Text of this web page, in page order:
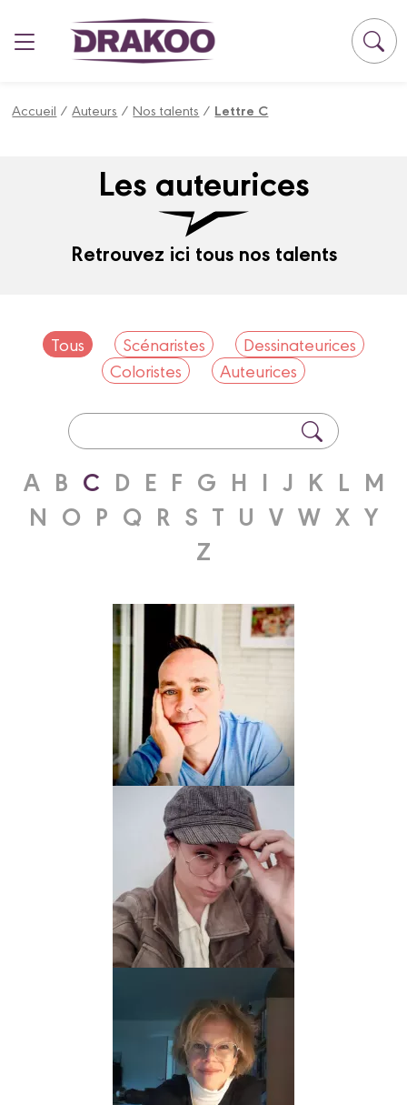
Accueil /Auteurs /Nos talents / Lettre C
Les auteurices
Retrouvez ici tous nos talents
Tous Scénaristes
Dessinateurices
Coloristes
Auteurices
A B C D E F G H I J K L M
N O P Q R S T U V W X Y
Z
Dessinateur
FRAN
CARMONA
Biographie
Albums
Autrice
ANDREA
CASARAN
Biographie
Albums
TANJA
CINNA
-
WENISCH
Biographie